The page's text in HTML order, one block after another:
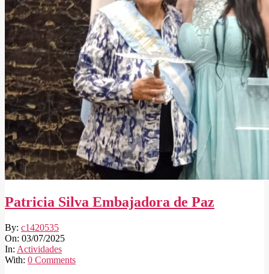
Patricia Silva Embajadora de Paz
2025-
07-
03
By: c1420535
On: 03/07/2025
In: Actividades
With: 0 Comments